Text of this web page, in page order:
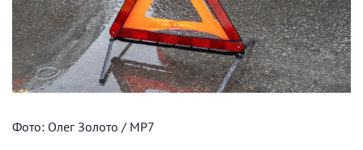
Фото: Олег Золото / МР7